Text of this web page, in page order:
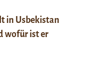
in Usbekistan
wofür ist er